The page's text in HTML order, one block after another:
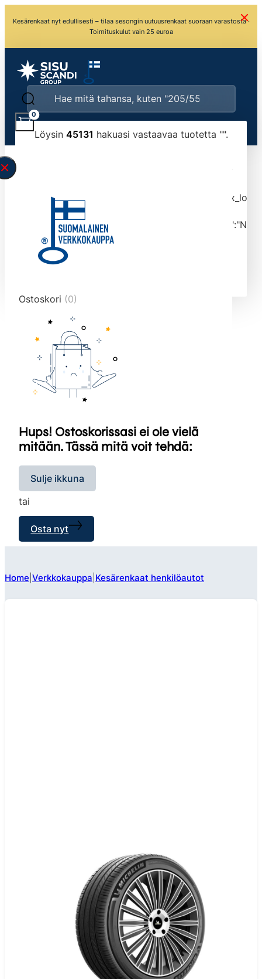
Kesärenkaat nyt edullisesti – tilaa sesongin uutuusrenkaat suoraan varastosta ·
Toimituskulut vain 25 euroa
Löysin 45131 hakuasi vastaavaa tuotetta "".
typed the search query correctly.<br>Currently
tmlmvi","meta_query":
data-original-query-vars="[]" data-page="1"
data-max-pages="4514" data-start="1" data-
end="10">
0
Ostoskori (0)
Hups! Ostoskorissasi ei ole vielä
mitään. Tässä mitä voit tehdä:
Sulje ikkuna
tai
Osta nyt
Home Verkkokauppa Kesärenkaat henkilöautot